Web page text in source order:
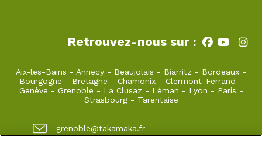
Retrouvez-nous sur :
Aix-les-Bains - Annecy - Beaujolais - Biarritz - Bordeaux -
Bourgogne - Bretagne - Chamonix - Clermont-Ferrand -
Genève - Grenoble - La Clusaz - Léman - Lyon - Paris -
Strasbourg- Tarentaise
grenoble@takamaka.fr